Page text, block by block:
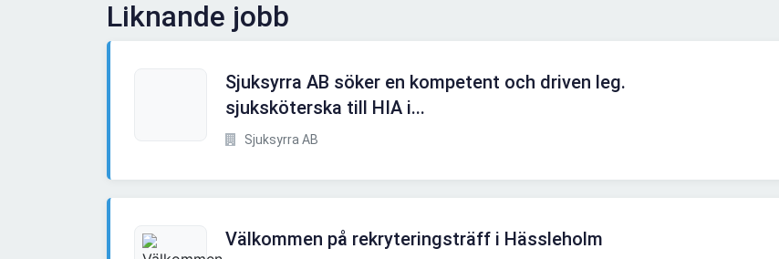
Liknande jobb
Sjuksyrra AB söker en kompetent och driven leg.
sjuksköterska till HIA i...
Sjuksyrra AB
Välkommen på rekryteringsträff i Hässleholm